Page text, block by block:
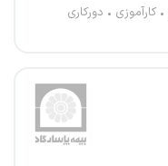
کارآموزی دورکاری